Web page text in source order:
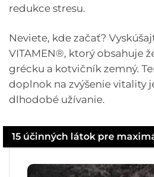
redukce stresu.
Neviete, kde začať?
VITAMEN®, ktorý obsahuje
grécku a kotvičník zemný.
doplnok na zvýšenie vitality
dlhodobé užívanie.
15 účinných látok pre